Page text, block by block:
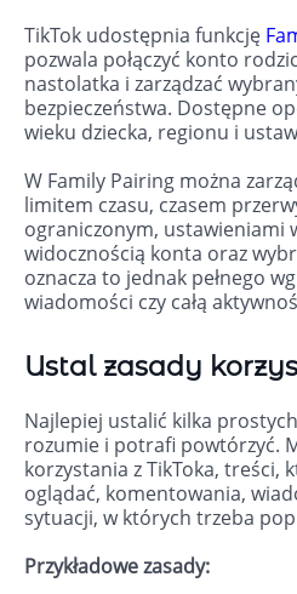
TikTok udostępnia funkcję
pozwala połączyć konto
nastolatka i zarządzać
bezpieczeństwa. Dostępne
wieku dziecka, regionu i
W Family Pairing można
limitem czasu, czasem
ograniczonym, ustawieniami
widocznością konta oraz
oznacza to jednak pełnego
wiadomości czy całą
Ustal zasady
Najlepiej ustalić kilka
rozumie i potrafi powtórzyć.
korzystania z TikToka, treści,
oglądać, komentowania,
sytuacji, w których trzeba
Przykładowe zasady: